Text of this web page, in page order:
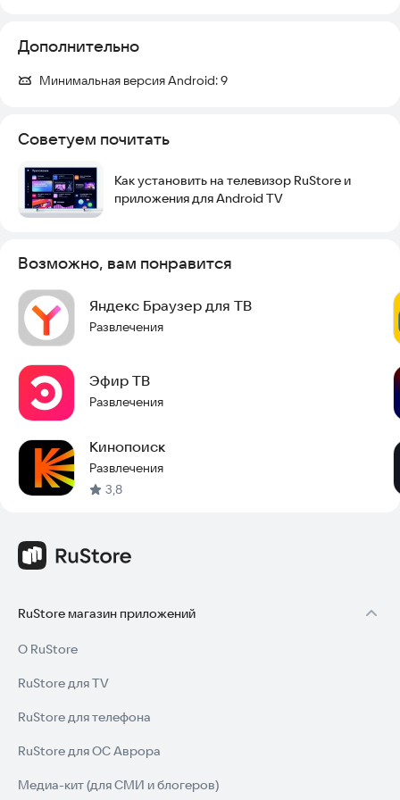
Нужна помощь? Пиши на help@premier.one или в Telegram -
Дополнительно
Минимальная версия Android:9
Советуем почитать
Как установить на телевизор RuStore и
приложения для Android TV
Возможно, вам понравится
Яндекс Браузер для ТВ
Развлечения
Эфир ТВ
Развлечения
Кинопоиск
Развлечения
3,8
RuStore магазин приложений
О RuStore
RuStore для TV
RuStore для телефона
RuStore для ОС Аврора
Медиа-кит (для СМИ и блогеров)